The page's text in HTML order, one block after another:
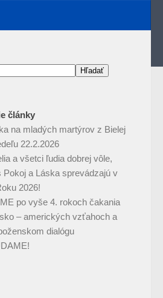
Hľadať
články
na mladých martýrov z Bielej
22.2.2026
a všetci ľudia dobrej vôle,
Pokoj a Láska sprevádzajú v
2026!
po vyše 4. rokoch čakania
– amerických vzťahoch a
dialógu